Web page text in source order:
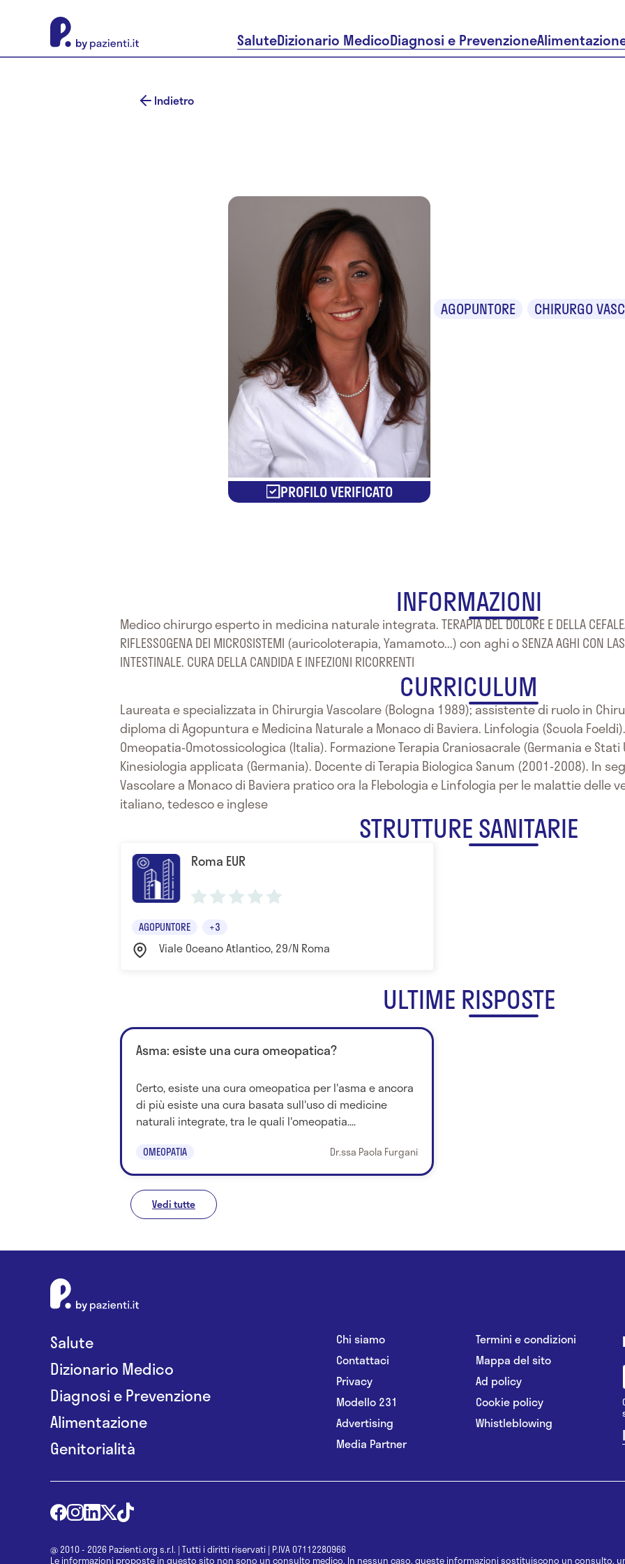
SaluteDizionario MedicoDiagnosi e Prevenzione
Indietro
PROFILO VERIFICATO
AGOPUNTORE CHIRURGO
INFORMAZIONI
Medico chirurgo esperto in medicina naturale integrata. TERAPIA DEL DOLORE E DELLA CEFALEA,
RIFLESSOGENA DEI MICROSISTEMI (auricoloterapia, Yamamoto...) con aghi o SENZA AGHI CON
INTESTINALE. CURA DELLA CANDIDA E INFEZIONI RICORRENTI
CURRICULUM
Laureata e specializzata in Chirurgia Vascolare (Bologna 1989); assistente di ruolo in
diploma di Agopuntura e Medicina Naturale a Monaco di Baviera. Linfologia (Scuola
Omeopatia-Omotossicologica (Italia). Formazione Terapia Craniosacrale (Germania e
Kinesiologia applicata (Germania). Docente di Terapia Biologica Sanum (2001-2008). In
Vascolare a Monaco di Baviera pratico ora la Flebologia e Linfologia per le malattie delle
italiano, tedesco e inglese
STRUTTURE SANITARIE
Roma EUR
AGOPUNTORE +3
Viale Oceano Atlantico, 29/N Roma
ULTIME RISPOSTE
Asma: esiste una cura omeopatica?
Certo, esiste una cura omeopatica per l'asma e ancora
di più esiste una cura basata sull'uso di medicine
naturali integrate, tra le quali l'omeopatia....
OMEOPATIA Dr.ssa Paola Furgani
Vedi tutte
Salute
Dizionario Medico
Diagnosi e Prevenzione
Alimentazione
Genitorialità
Chi siamo
Contattaci
Privacy
Modello 231
Advertising
Media Partner
Termini e condizioni
Mappa del sito
Ad policy
Cookie policy
Whistleblowing
@ 2010 - 2026 Pazienti.org s.r.l. | Tutti i diritti riservati | P.IVA 07112280966
Le informazioni proposte in questo sito non sono un consulto medico. In nessun caso, queste informazioni sostituiscono un consulto,